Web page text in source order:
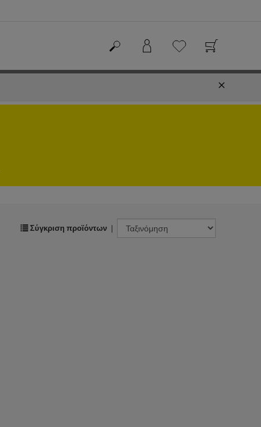
Σύγκριση προϊόντων |